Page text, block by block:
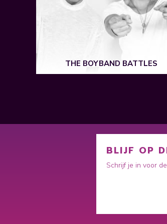
THE BOYBAND BATTLES
BLIJF OP
Schrijf je in voor